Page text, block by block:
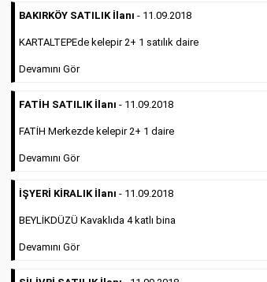
mini reklam
tirajını
de
sarı sayfa
şartı
Sarı sayfa ilanlar alım-
Dijital
arttığı
BAKIRKÖY SATILIK İlanı - 11.09.2018
KARTALTEPEde kelepir 2+ 1 satılık daire
Devamını Gör
FATİH SATILIK İlanı - 11.09.2018
FATİH Merkezde kelepir 2+ 1 daire
Devamını Gör
İŞYERİ KİRALIK İlanı - 11.09.2018
BEYLİKDÜZÜ Kavaklıda 4 katlı bina
Devamını Gör